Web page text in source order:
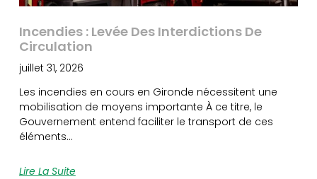
Incendies : Levée Des Interdictions De
Circulation
juillet 31, 2026
Les incendies en cours en Gironde nécessitent une
mobilisation de moyens importante À ce titre, le
Gouvernement entend faciliter le transport de ces
éléments…
Lire La Suite